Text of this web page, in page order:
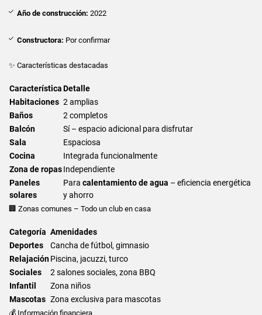
Año de construcción: 2022
Constructora: Por confirmar
✨ Características destacadas
CaracterísticaDetalle
Habitaciones 2 amplias
Baños
2 completos
Balcón
Sí – espacio adicional para disfrutar
Sala
Espaciosa
Cocina
Integrada funcionalmente
Zona de ropasIndependiente
Paneles
solares
Para calentamiento de agua – eficiencia energética
y ahorro
🏢 Zonas comunes – Todo un club en casa
Categoría Amenidades
Deportes
Cancha de fútbol, gimnasio
RelajaciónPiscina, jacuzzi, turco
Sociales
2 salones sociales, zona BBQ
Infantil
Zona niños
Mascotas Zona exclusiva para mascotas
💰 Información financiera